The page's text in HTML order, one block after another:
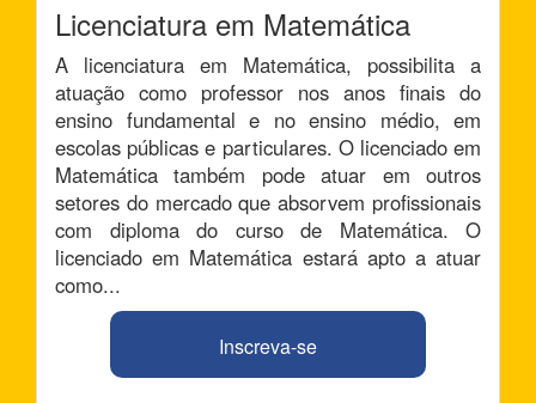
Licenciatura em Matemática
A licenciatura em Matemática, possibilita a
atuação como professor nos anos finais do
ensino fundamental e no ensino médio, em
escolas públicas e particulares. O licenciado em
Matemática também pode atuar em outros
setores do mercado que absorvem profissionais
com diploma do curso de Matemática. O
licenciado em Matemática estará apto a atuar
como...
Inscreva-se